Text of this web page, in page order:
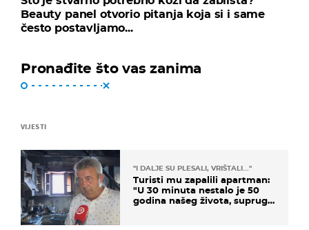
Beauty panel otvorio pitanja koja si i same
često postavljamo...
Pronađite što vas zanima
VIJESTI
"I DALJE SU PLESALI, VRIŠTALI..."
Turisti mu zapalili apartman:
"U 30 minuta nestalo je 50
godina našeg života, supruga